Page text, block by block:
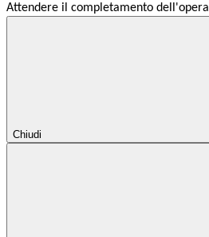
Attendere il completamento
Chiudi